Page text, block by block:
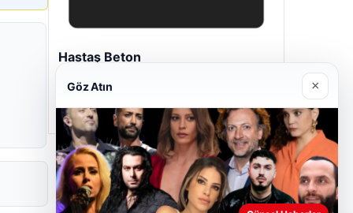
Hastaş Beton
Göz Atın ×